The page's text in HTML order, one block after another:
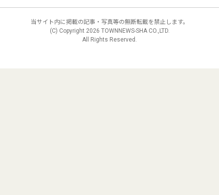
当サイト内に掲載の記事・写真等の無断転載を禁止します。
(C) Copyright 2026 TOWNNEWS-SHA CO.,LTD.
All Rights Reserved.